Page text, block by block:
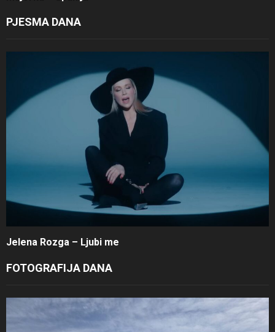
PJESMA DANA
Jelena Rozga – Ljubi me
FOTOGRAFIJA DANA